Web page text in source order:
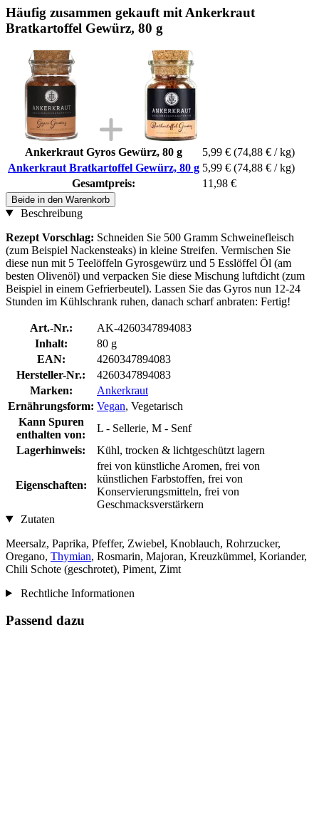
Häufig zusammen gekauft mit Ankerkraut
Bratkartoffel Gewürz, 80 g
Ankerkraut Gyros Gewürz, 80 g 5,99 € (74,88 € / kg)
Ankerkraut Bratkartoffel Gewürz, 80 g 5,99 € (74,88 € / kg)
Gesamtpreis:
11,98 €
Beide in den Warenkorb
Beschreibung
Rezept Vorschlag: Schneiden Sie 500 Gramm Schweinefleisch
(zum Beispiel Nackensteaks) in kleine Streifen. Vermischen Sie
diese nun mit 5 Teelöffeln Gyrosgewürz und 5 Esslöffel Öl (am
besten Olivenöl) und verpacken Sie diese Mischung luftdicht (zum
Beispiel in einem Gefrierbeutel). Lassen Sie das Gyros nun 12-24
Stunden im Kühlschrank ruhen, danach scharf anbraten: Fertig!
Art.-Nr.:
AK-4260347894083
Inhalt:
80 g
EAN:
4260347894083
Hersteller-Nr.:
4260347894083
Marken:
Ankerkraut
Ernährungsform: Vegan, Vegetarisch
Kann Spuren
enthalten von:
L - Sellerie, M - Senf
Lagerhinweis:
Kühl, trocken & lichtgeschützt lagern
Eigenschaften:
frei von künstliche Aromen, frei von
künstlichen Farbstoffen, frei von
Konservierungsmitteln, frei von
Geschmacksverstärkern
Zutaten
Meersalz, Paprika, Pfeffer, Zwiebel, Knoblauch, Rohrzucker,
Oregano, Thymian, Rosmarin, Majoran, Kreuzkümmel, Koriander,
Chili Schote (geschrotet), Piment, Zimt
Rechtliche Informationen
Passend dazu